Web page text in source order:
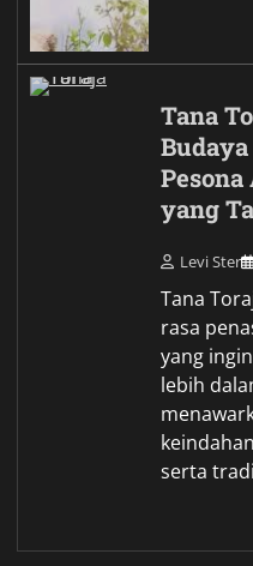
Tana
yang
Levi Ster
Tana
rasa
yang
lebih
serta